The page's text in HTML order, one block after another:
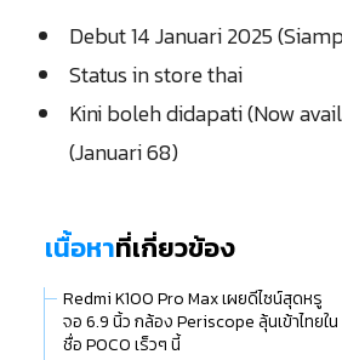
Debut 14 Januari 2025
Status in store thai
Kini boleh didapati (Now
(Januari 68)
เนื้อหาที่เกี่ยวข้อง
Redmi K100 Pro Max เผยดีไซน์สุดหรู
จอ 6.9 นิ้ว กล้อง Periscope ลุ้นเข้าไทยใน
ชื่อ POCO เร็วๆ นี้